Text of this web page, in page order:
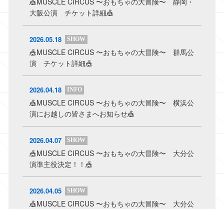
大阪公演 チケット詳細🎪
2026.05.18 SHOW
🎪MUSCLE CIRCUS 〜おもちゃの大冒険〜 群馬公
演 チケット詳細🎪
2026.04.18 INFO
🎪MUSCLE CIRCUS 〜おもちゃの大冒険〜 横浜公
演にお越しの皆さまへお知らせ🎪
2026.04.07 SHOW
🎪MUSCLE CIRCUS 〜おもちゃの大冒険〜 大分公
演準主役決定！！🎪
2026.04.05 SHOW
🎪MUSCLE CIRCUS 〜おもちゃの大冒険〜 大分公